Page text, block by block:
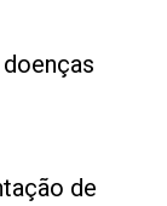
de